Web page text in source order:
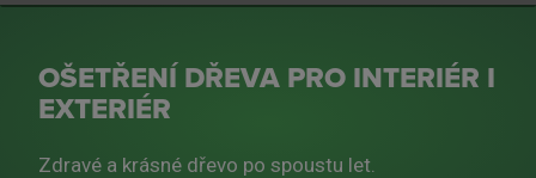
d
t
OŠETŘENÍ DŘEVA PRO INTERIÉR I
EXTERIÉR
Zdravé a krásné dřevo po spoustu let.